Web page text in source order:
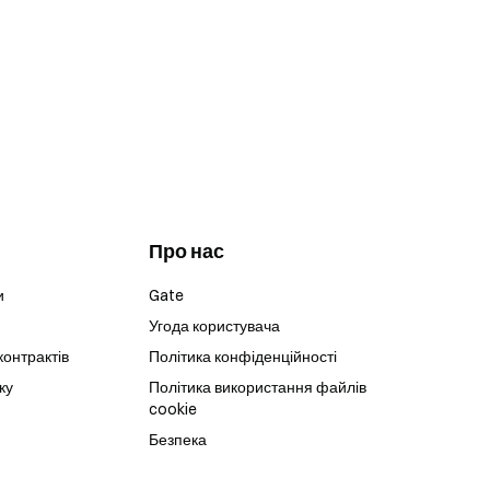
Про нас
Gate
Угода користувача
Політика конфіденційності
Політика використання файлів
cookie
Безпека